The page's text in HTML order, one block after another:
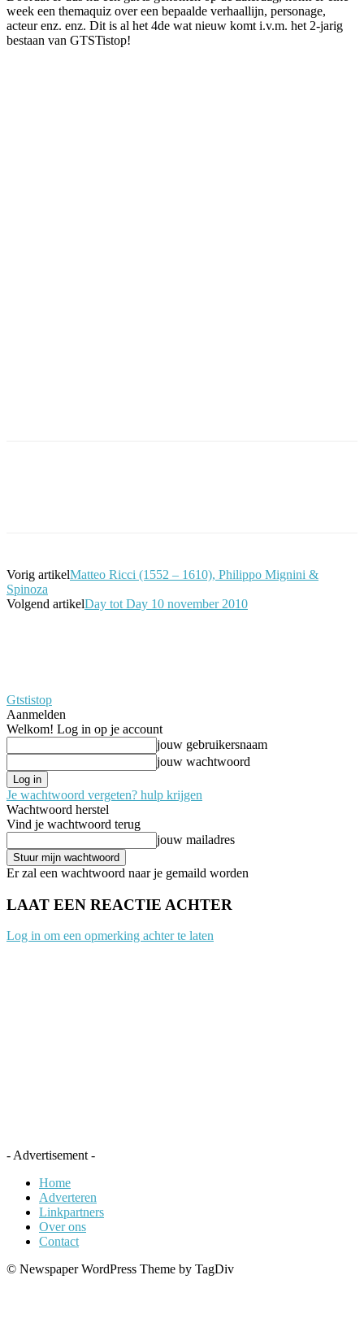
week een themaquiz over een bepaalde verhaallijn, personage,
acteur enz. enz. Dit is al het 4de wat nieuw komt i.v.m. het 2-jarig
bestaan van GTSTistop!
Vorig artikelMatteo Ricci (1552 – 1610), Philippo Mignini &
Spinoza
Volgend artikelDay tot Day 10 november 2010
Gtstistop
Aanmelden
Welkom! Log in op je account
jouw gebruikersnaam
jouw wachtwoord
Je wachtwoord vergeten? hulp krijgen
Wachtwoord herstel
Vind je wachtwoord terug
jouw mailadres
Er zal een wachtwoord naar je gemaild worden
LAAT EEN REACTIE ACHTER
Log in om een opmerking achter te laten
- Advertisement -
Home
Adverteren
Linkpartners
Over ons
Contact
© Newspaper WordPress Theme by TagDiv